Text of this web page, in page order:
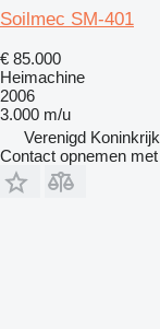
Soilmec SM-401
€ 85.000
Heimachine
2006
3.000 m/u
Verenigd
Contact opnemen